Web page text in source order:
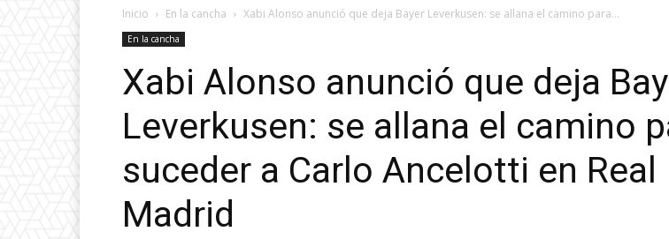
Inicio En la cancha Xabi Alonso anunció que deja Bayer Leverkusen: se allana el camino para...
En la cancha
Xabi Alonso anunció que deja
Leverkusen: se allana el camino
suceder a Carlo Ancelotti en Real
Madrid